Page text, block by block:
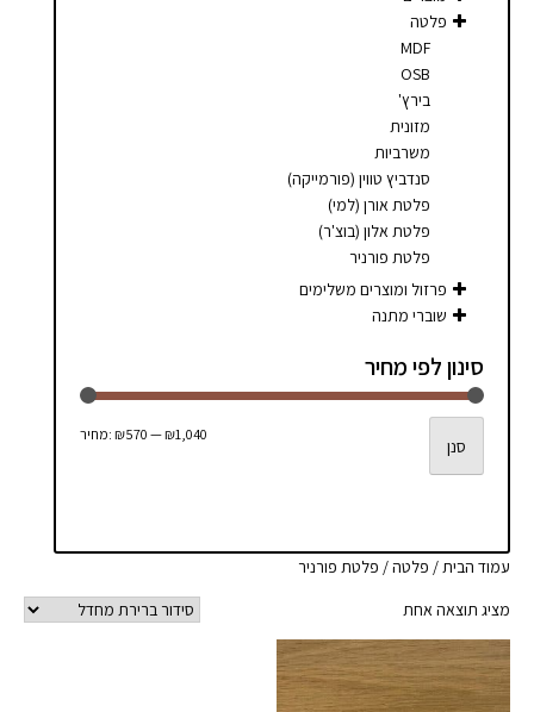
font_download סמן קישורים
פלטה
MDF
OSB
בירץ'
מזונית
משרביות
סנדביץ טווין (פורמייקה)
פלטת אורן (למי)
פלטת אלון (בוצ'ר)
פלטת פורניר
פרזול ומוצרים משלימים
שוברי מתנה
סינון לפי מחיר
מחיר
מחיר
סנן
מחיר:₪570—₪1,040
עמוד הבית/ פלטה/ פלטת פורניר
מציג תוצאה אחת